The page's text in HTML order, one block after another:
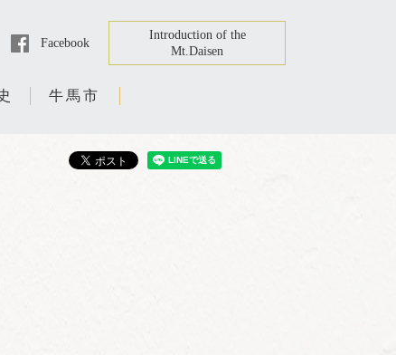
Facebook
Introduction of the
Mt.Daisen
牛馬市